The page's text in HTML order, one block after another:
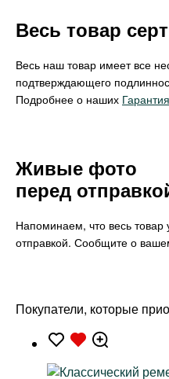
Весь товар
Весь наш товар имеет все
подтверждающего
Подробнее о наших
Живые фото
перед
Напоминаем, что весь
отправкой. Сообщите о
Покупатели, которые